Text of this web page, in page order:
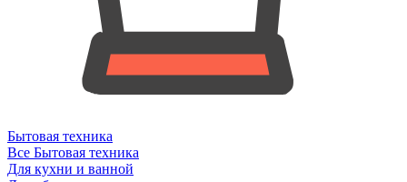
Бытовая техника
Все Бытовая техника
Для кухни и ванной